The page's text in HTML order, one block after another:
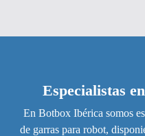
Especialistas
En Botbox Ibérica somos
de garras para robot,